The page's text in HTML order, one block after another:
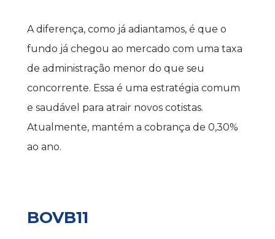
A diferença, como já adiantamos, é que o
fundo já chegou ao mercado com uma taxa
de administração menor do que seu
concorrente. Essa é uma estratégia comum
e saudável para atrair novos cotistas.
Atualmente, mantém a cobrança de 0,30%
ao ano.
BOVB11